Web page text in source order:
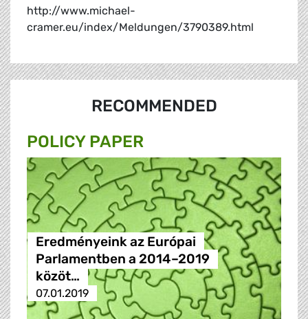
http://www.michael-
cramer.eu/index/Meldungen/3790389.html
RECOMMENDED
POLICY PAPER
Eredményeink az Európai
Parlamentben a 2014–2019
közöt…
07.01.2019